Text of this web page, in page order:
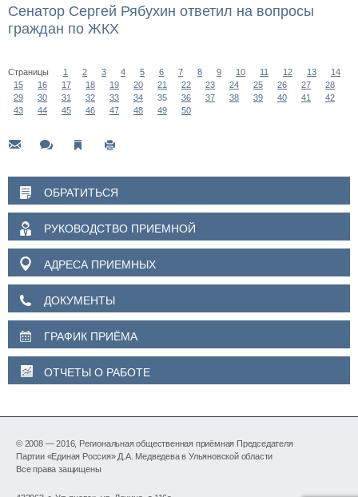
Сенатор Сергей Рябухин ответил на вопросы
граждан по ЖКХ
Страницы 1 2 3 4 5 6 7 8 9 10 11 12 13
14
15
16 17 18 19 20 21 22 23 24 25 26 27
28
29
30 31 32 33 34 35 36 37 38 39 40 41
42
43
44 45 46 47 48 49 50
ОБРАТИТЬСЯ
РУКОВОДСТВО ПРИЕМНОЙ
АДРЕСА ПРИЕМНЫХ
ДОКУМЕНТЫ
ГРАФИК ПРИЁМА
ОТЧЕТЫ О РАБОТЕ
© 2008 — 2016, Региональная общественная приёмная Председателя
Партии «Единая Россия» Д.А. Медведева в Ульяновской области
Все права защищены